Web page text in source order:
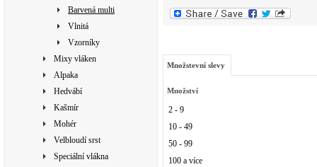
Barvená multi
Vlnitá
Vzorníky
Mixy vláken
Alpaka
Hedvábí
Kašmír
Mohér
Velbloudí srst
Speciální vlákna
Množstevní slevy
Množství
2 - 9
10 - 49
50 - 99
100 a více